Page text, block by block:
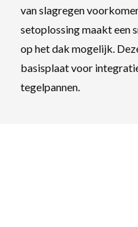
van slagregen
setoplossing maakt een
op het dak mogelijk.
basisplaat voor
tegelpannen.